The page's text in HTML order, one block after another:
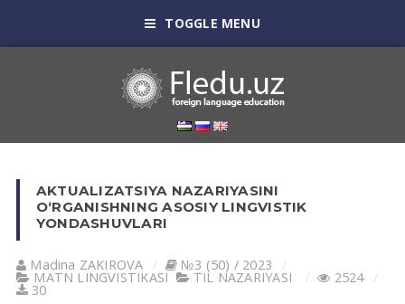
TOGGLE MENU
AKTUALIZATSIYA NAZARIYASINI
O‘RGANISHNING ASOSIY LINGVISTIK
YONDASHUVLARI
Madina ZAKIROVA №3 (50) / 2023
MATN LINGVISTIKASI TIL NАZАRIYASI 2524
30